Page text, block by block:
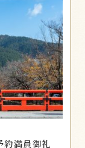
約満員御礼